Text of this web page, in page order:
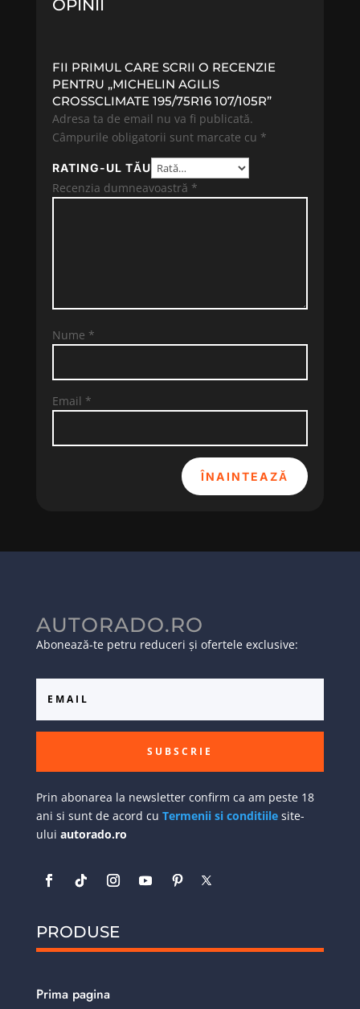
OPINII
FII PRIMUL CARE SCRII O RECENZIE
PENTRU „MICHELIN AGILIS
CROSSCLIMATE 195/75R16 107/105R”
Adresa ta de email nu va fi publicată.
Câmpurile obligatorii sunt marcate cu *
RATING-UL TĂU
Recenzia dumneavoastră *
Nume *
Email *
ÎNAINTEAZĂ
AUTORADO.RO
Abonează-te petru reduceri și ofertele exclusive:
SUBSCRIE
Prin abonarea la newsletter confirm ca am peste 18
ani si sunt de acord cu Termenii si conditiilesite-
ului autorado.ro
PRODUSE
Prima pagina